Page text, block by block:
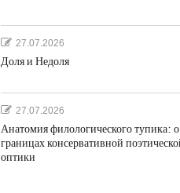
27.07.2026
Доля и Недоля
27.07.2026
Анатомия филологического тупика: о
границах консервативной
оптики